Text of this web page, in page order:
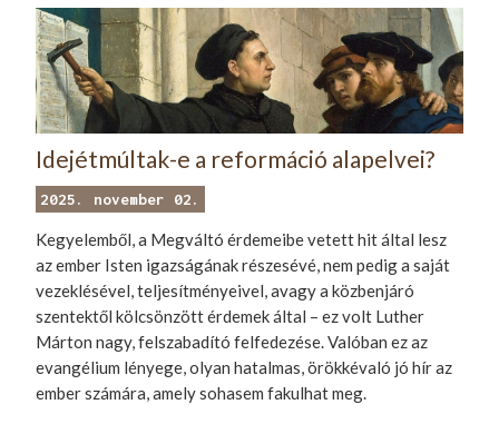
Idejétmúltak-e a reformáció alapelvei?
2025. november 02.
Kegyelemből, a Megváltó érdemeibe vetett hit által lesz
az ember Isten igazságának részesévé, nem pedig a saját
vezeklésével, teljesítményeivel, avagy a közbenjáró
szentektől kölcsönzött érdemek által – ez volt Luther
Márton nagy, felszabadító felfedezése. Valóban ez az
evangélium lényege, olyan hatalmas, örökkévaló jó hír az
ember számára, amely sohasem fakulhat meg.